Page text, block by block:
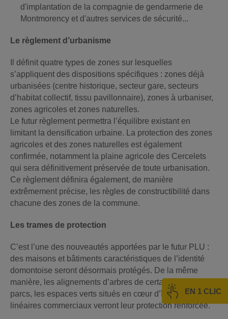
EN 1 CLIC
d'implantation de la compagnie de gendarmerie de
Montmorency et d'autres services de sécurité...
Le règlement d’urbanisme
Il définit quatre types de zones sur lesquelles
s’appliquent des dispositions spécifiques : zones déjà
urbanisées (centre historique, secteur gare, secteurs
d’habitat collectif, tissu pavillonnaire), zones à urbaniser,
zones agricoles et zones naturelles.
Le futur règlement permettra l’équilibre existant en
limitant la densification urbaine. La protection des zones
agricoles et des zones naturelles est également
confirmée, notamment la plaine agricole des Cercelets
qui sera définitivement préservée de toute urbanisation.
Ce règlement définira également, de manière
extrêmement précise, les règles de constructibilité dans
chacune des zones de la commune.
Les trames de protection
C’est l’une des nouveautés apportées par le futur PLU :
des maisons et bâtiments caractéristiques de l’identité
domontoise seront désormais protégés. De la même
manière, les alignements d’arbres de certaines rues, les
parcs, les espaces verts situés en cœur d’îlots et les
linéaires commerciaux verront leur protection renforcée.